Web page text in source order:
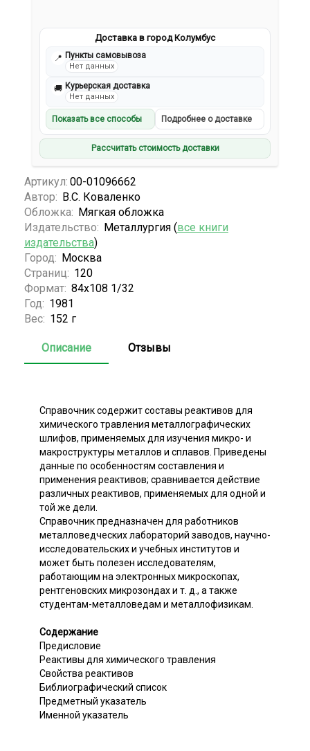
Доставка в город Колумбус
📍 Пункты самовывоза
Нет данных
🚚 Курьерская доставка
Нет данных
Показать все способы Подробнее о доставке
Рассчитать стоимость доставки
Артикул: 00-01096662
Автор: В.С. Коваленко
Обложка: Мягкая обложка
Издательство: Металлургия (все книги
издательства)
Город: Москва
Страниц: 120
Формат: 84х108 1/32
Год: 1981
Вес: 152 г
Описание Отзывы
Справочник содержит составы реактивов для
химического травления металлографических
шлифов, применяемых для изучения микро- и
макроструктуры металлов и сплавов. Приведены
данные по особенностям составления и
применения реактивов; сравнивается действие
различных реактивов, применяемых для одной и
той же дели.
Справочник предназначен для работников
металловедческих лабораторий заводов, научно-
исследовательских и учебных институтов и
может быть полезен исследователям,
работающим на электронных микроскопах,
рентгеновских микрозондах и т. д., а также
студентам-металловедам и металлофизикам.
Содержание
Предисловие
Реактивы для химического травления
Свойства реактивов
Библиографический список
Предметный указатель
Именной указатель